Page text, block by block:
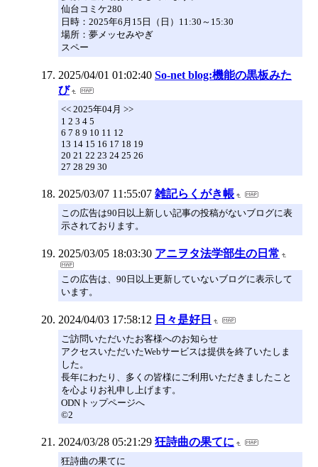
仙台コミケ280
日時：2025年6月15日（日）11:30～15:30
場所：夢メッセみやぎ
スペー
2025/04/01 01:02:40 So-net blog:機能の黒板みた
び
<< 2025年04月 >>
1 2 3 4 5
6 7 8 9 10 11 12
13 14 15 16 17 18 19
20 21 22 23 24 25 26
27 28 29 30
2025/03/07 11:55:07 雑記らくがき帳
この広告は90日以上新しい記事の投稿がないブログに表
示されております。
2025/03/05 18:03:30 アニヲタ法学部生の日常
この広告は、90日以上更新していないブログに表示して
います。
2024/04/03 17:58:12 日々是好日
ご訪問いただいたお客様へのお知らせ
アクセスいただいたWebサービスは提供を終了いたしま
した。
長年にわたり、多くの皆様にご利用いただきましたこと
を心よりお礼申し上げます。
ODNトップページへ
©2
2024/03/28 05:21:29 狂詩曲の果てに
狂詩曲の果てに